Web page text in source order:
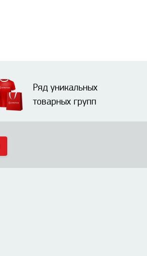
Ряд уникальных
товарных групп